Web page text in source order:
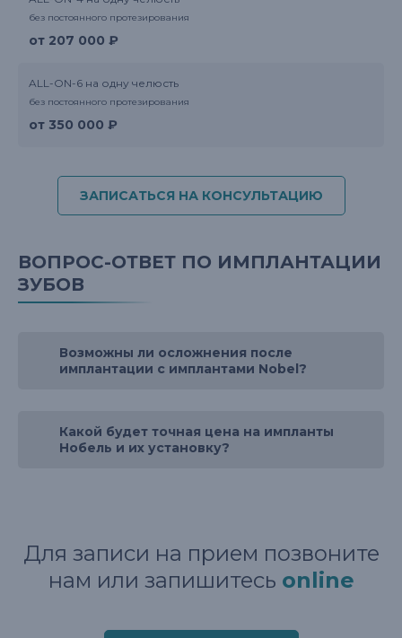
без постоянного протезирования
от 207 000 ₽
ALL-ON-6 на одну челюсть
без постоянного протезирования
от 350 000 ₽
ЗАПИСАТЬСЯ НА КОНСУЛЬТАЦИЮ
ВОПРОС-ОТВЕТ ПО ИМПЛАНТАЦИИ
ЗУБОВ
Возможны ли осложнения после
имплантации с имплантами Nobel?
Какой будет точная цена на импланты
Нобель и их установку?
Для записи на прием позвоните
нам или запишитесь online